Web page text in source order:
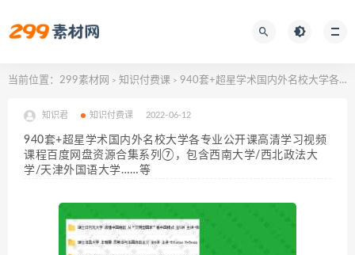
当前位置： 299素材网 > 知识付费课 > 940套+超星学术国内外名校大学各专业公开课高清学习视频课程百度网盘资源合集系列⑦，包含西南大学/西北政法大学/天津外国语大学……等
知识君 知识付费课 2022-06-12
940套+超星学术国内外名校大学各专业公开课高清学习视频
课程百度网盘资源合集系列⑦，包含西南大学/西北政法大
学/天津外国语大学……等